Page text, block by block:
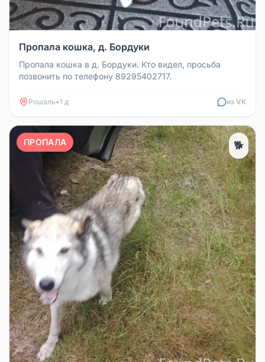
Пропала кошка, д. Бордуки
Пропала кошка в д. Бордуки. Кто видел, просьба
позвонить по телефону 89295402717.
Рошаль•1 д из VK
ПРОПАЛА 🐕